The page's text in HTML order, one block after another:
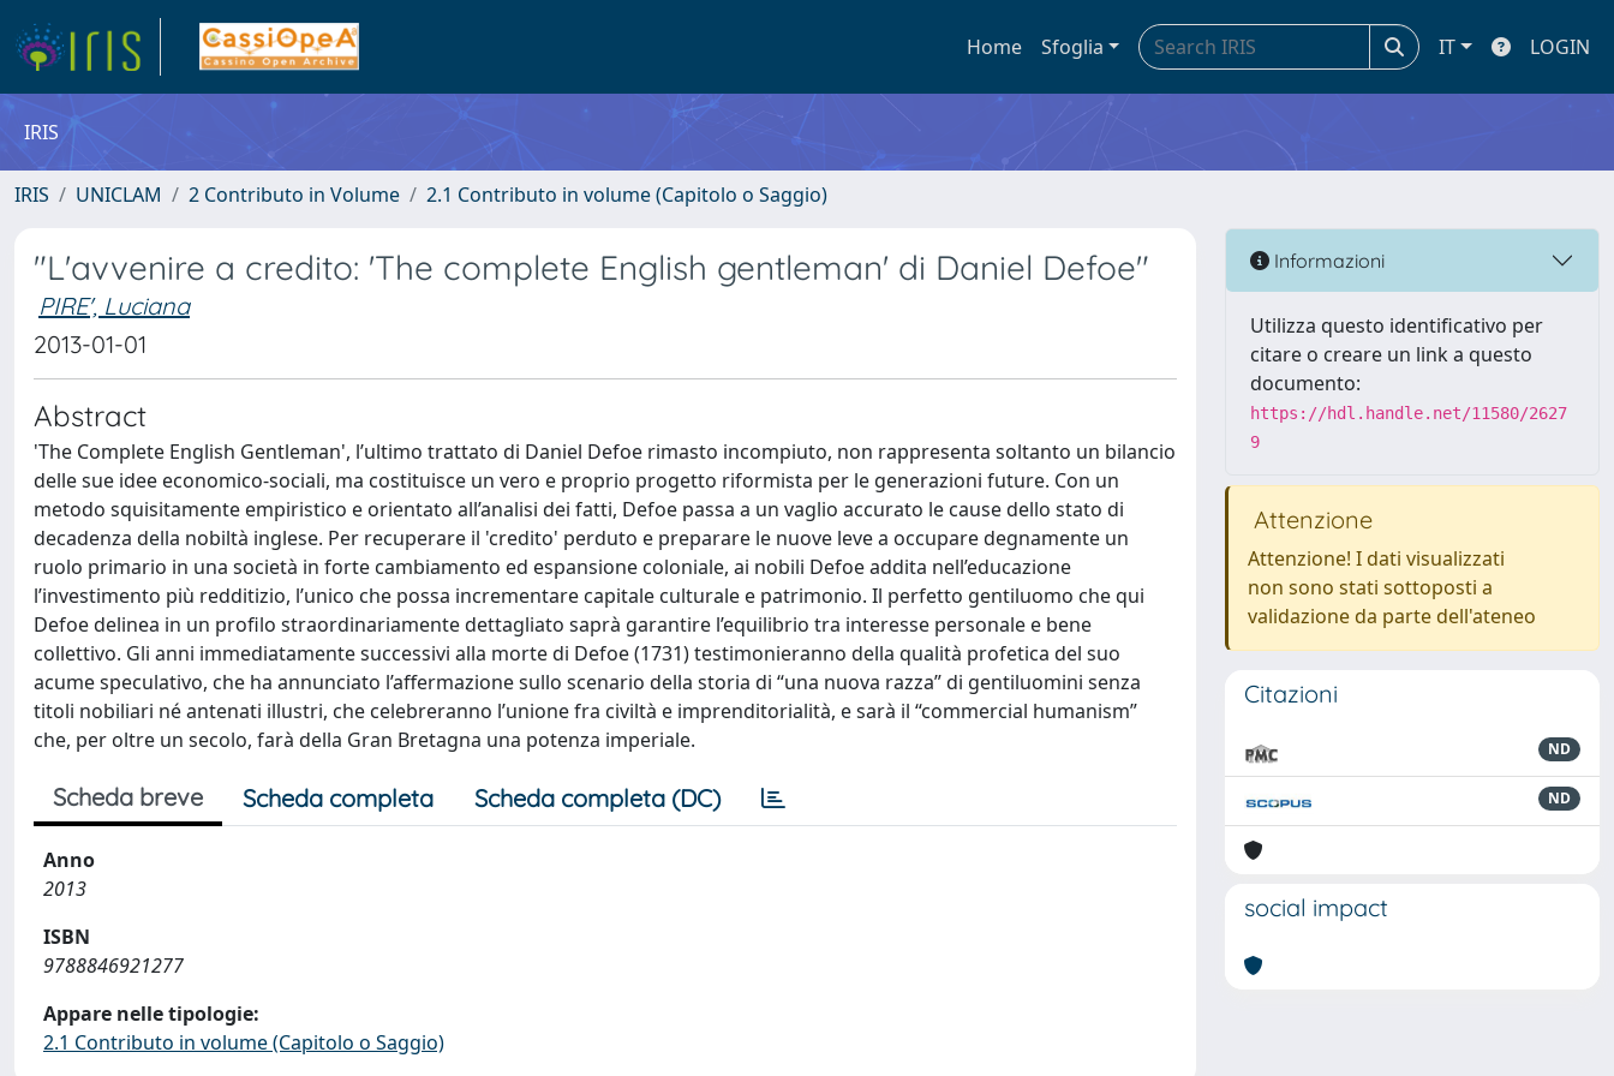
Home Sfoglia IT LOGIN
IRIS
IRIS UNICLAM 2 Contributo in Volume 2.1 Contributo in volume (Capitolo o Saggio)
"L'avvenire a credito: 'The complete English gentleman' di Daniel Defoe"
PIRE', Luciana
2013-01-01
Abstract
'The Complete English Gentleman', l’ultimo trattato di Daniel Defoe rimasto incompiuto, non rappresenta soltanto un bilancio
delle sue idee economico-sociali, ma costituisce un vero e proprio progetto riformista per le generazioni future. Con un
metodo squisitamente empiristico e orientato all’analisi dei fatti, Defoe passa a un vaglio accurato le cause dello stato di
decadenza della nobiltà inglese. Per recuperare il 'credito' perduto e preparare le nuove leve a occupare degnamente un
ruolo primario in una società in forte cambiamento ed espansione coloniale, ai nobili Defoe addita nell’educazione
l’investimento più redditizio, l’unico che possa incrementare capitale culturale e patrimonio. Il perfetto gentiluomo che qui
Defoe delinea in un profilo straordinariamente dettagliato saprà garantire l’equilibrio tra interesse personale e bene
collettivo. Gli anni immediatamente successivi alla morte di Defoe (1731) testimonieranno della qualità profetica del suo
acume speculativo, che ha annunciato l’affermazione sullo scenario della storia di “una nuova razza” di gentiluomini senza
titoli nobiliari né antenati illustri, che celebreranno l’unione fra civiltà e imprenditorialità, e sarà il “commercial humanism”
che, per oltre un secolo, farà della Gran Bretagna una potenza imperiale.
Scheda breve Scheda completa Scheda completa (DC)
Anno
2013
ISBN
9788846921277
Appare nelle tipologie:
2.1 Contributo in volume (Capitolo o Saggio)
Informazioni
Utilizza questo identificativo per
citare o creare un link a questo
documento:
https://hdl.handle.net/11580/2627
9
Attenzione
Attenzione! I dati visualizzati
non sono stati sottoposti a
validazione da parte dell'ateneo
Citazioni
ND
ND
social impact